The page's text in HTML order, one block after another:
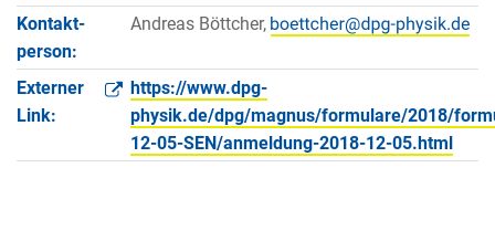
Kontakt­
person:
Andreas Böttcher,
Externer
Link:
https://www.dpg-
physik.de/dpg/magnus/formulare/2018/
12-05-SEN/anmeldung-2018-12-05.html